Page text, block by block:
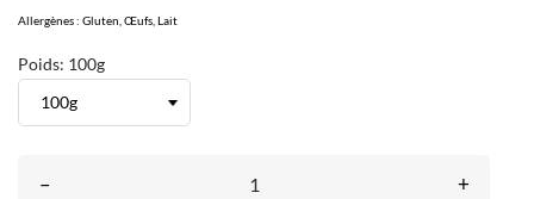
Allergènes : Gluten, Œufs, Lait
Poids: 100g
– +